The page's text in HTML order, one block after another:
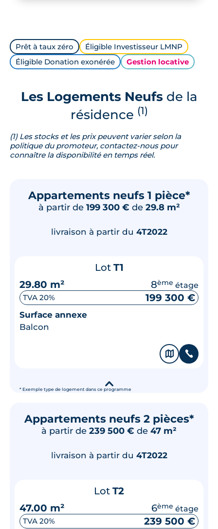
Prêt à taux zéro
Éligible Investisseur LMNP
Éligible Donation exonérée
Gestion locative
Les Logements Neufsde la
résidence (1)
(1) Les stocks et les prix peuvent varier selon la
politique du promoteur, contactez-nous pour
connaître la disponibilité en temps réel.
Appartements neufs 1 pièce*
à partir de 199 300 € de 29.8 m²
* Exemple type de logement dans ce programme
livraison à partir du 4T2022
Lot T1
29.80 m²
8ème étage
TVA 20% 199 300 €
Surface annexe
Balcon
🗞 📞
▾
Appartements neufs 2 pièces*
à partir de 239 500 € de 47 m²
livraison à partir du 4T2022
Lot T2
47.00 m²
6ème étage
TVA 20% 239 500 €